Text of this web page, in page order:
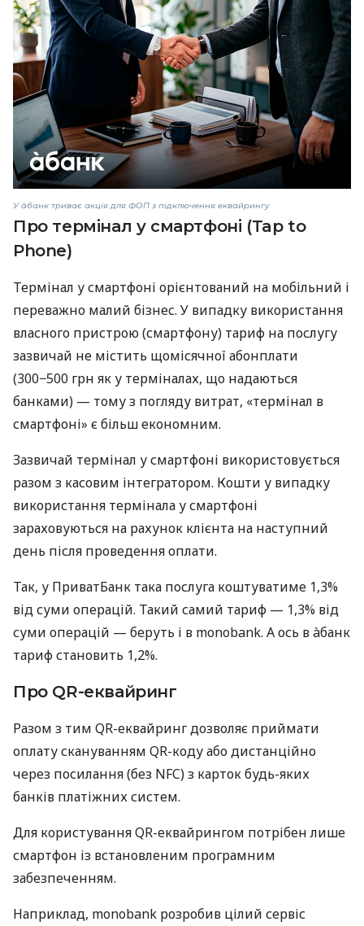
У àбанк триває акція для ФОП з підключення еквайрингу
Про термінал у смартфоні (Tap to
Phone)
Термінал у смартфоні орієнтований на мобільний і
переважно малий бізнес. У випадку використання
власного пристрою (смартфону) тариф на послугу
зазвичай не містить щомісячної абонплати
(300−500 грн як у терміналах, що надаються
банками) — тому з погляду витрат, «термінал в
смартфоні» є більш економним.
Зазвичай термінал у смартфоні використовується
разом з касовим інтегратором. Кошти у випадку
використання термінала у смартфоні
зараховуються на рахунок клієнта на наступний
день після проведення оплати.
Так, у ПриватБанк така послуга коштуватиме 1,3%
від суми операцій. Такий самий тариф — 1,3% від
суми операцій — беруть і в monobank. А ось в àбанк
тариф становить 1,2%.
Про QR-еквайринг
Разом з тим QR-еквайринг дозволяє приймати
оплату скануванням QR-коду або дистанційно
через посилання (без NFC) з карток будь-яких
банків платіжних систем.
Для користування QR-еквайрингом потрібен лише
смартфон із встановленим програмним
забезпеченням.
Наприклад, monobank розробив цілий сервіс